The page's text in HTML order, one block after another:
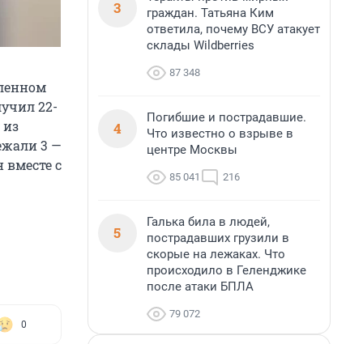
22-
3 —
с
0
3
граждан. Татьяна Ким
ответила, почему ВСУ атакует
склады Wildberries
87 348
4
Погибшие и пострадавшие.
Что известно о взрыве в
центре Москвы
85 041 216
5
Галька била в людей,
пострадавших грузили в
скорые на лежаках. Что
происходило в Геленджике
после атаки БПЛА
79 072